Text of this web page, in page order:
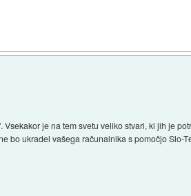
je na tem svetu veliko stvari, ki jih je
bo ukradel vašega računalnika s pomočjo Slo-